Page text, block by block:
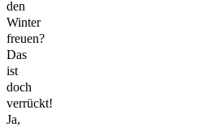
den
Winter
freuen?
Das
ist
doch
verrückt!
Ja,